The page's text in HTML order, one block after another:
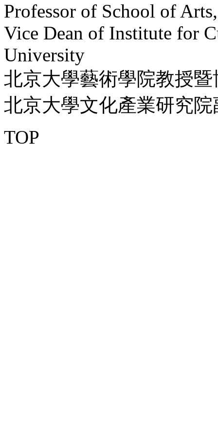
Professor of School of
Vice Dean of Institute for
University
北京大學藝術學院教授
北京大學文化產業研究院
TOP